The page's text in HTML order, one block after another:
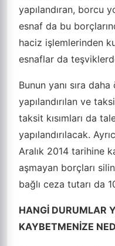
yapılandıran, borcu
esnaf da bu
haciz işlemlerinden
esnaflar da
Bunun yanı sıra
yapılandırılan ve
taksit kısımları da
yapılandırılacak.
Aralık 2014 tarihine
aşmayan borçları
bağlı ceza tutarı da
HANGİ DURUMLAR
KAYBETMENİZE